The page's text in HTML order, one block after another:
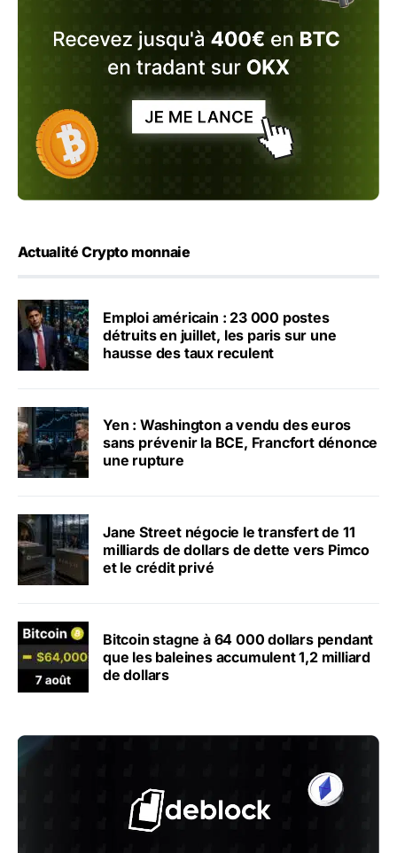
Actualité Crypto monnaie
Emploi américain : 23 000 postes
détruits en juillet, les paris sur une
hausse des taux reculent
Yen : Washington a vendu des euros
sans prévenir la BCE, Francfort dénonce
une rupture
Jane Street négocie le transfert de 11
milliards de dollars de dette vers Pimco
et le crédit privé
Bitcoin stagne à 64 000 dollars pendant
que les baleines accumulent 1,2 milliard
de dollars